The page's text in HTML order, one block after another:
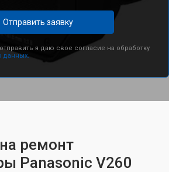
Отправить заявку
я даю свое согласие на обработку
данных.
ремонт
Panasonic V260